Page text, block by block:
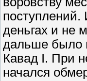
поступлений.
деньгах и не
дальше было
Кавад I. При
начался